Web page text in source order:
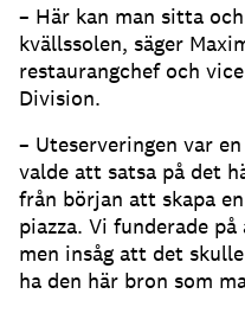
– Här kan man sitta
kvällssolen, säger
restaurangchef och
Division.
– Uteserveringen var
valde att satsa på det
från början att skapa
piazza. Vi funderade
men insåg att det
ha den här bron som